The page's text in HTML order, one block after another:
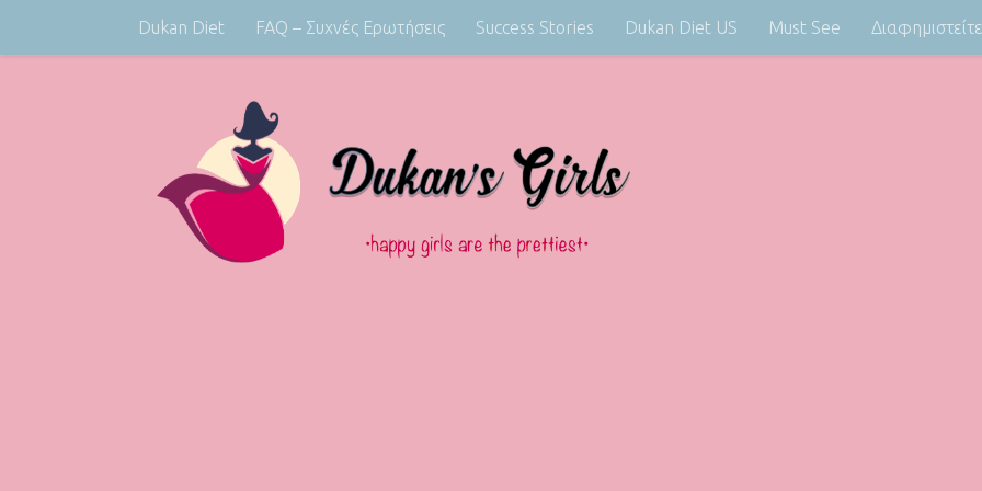
Skip to contentDukan Diet FAQ – Συχνές Ερωτήσεις Success Stories Dukan Diet US Must See Διαφημιστείτε